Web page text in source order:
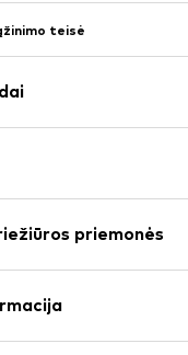
teisė
priemonės
Išorinė medžiaga: Guma